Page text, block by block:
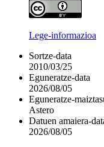
Lege-informazioa
Sortze-data
2010/03/25
Eguneratze-data
2026/08/05
Eguneratze-
Astero
Datuen amaiera-
2026/08/05